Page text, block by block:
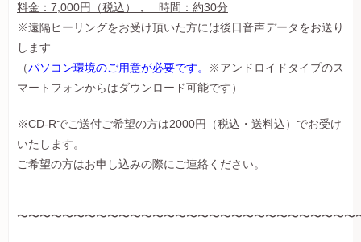
料金：7,000円（税込）， 時間：約30分
※遠隔ヒーリングをお受け頂いた方には後日音声データをお送り
します
（パソコン環境のご用意が必要です。
※アンドロイドタイプのス
マートフォンからはダウンロード可能です）
※CD-Rでご送付ご希望の方は2000円（税込・送料込）でお受け
いたします。
ご希望の方はお申し込みの際にご連絡ください。
〜〜〜〜〜〜〜〜〜〜〜〜〜〜〜〜〜〜〜〜〜〜〜〜〜〜〜〜〜